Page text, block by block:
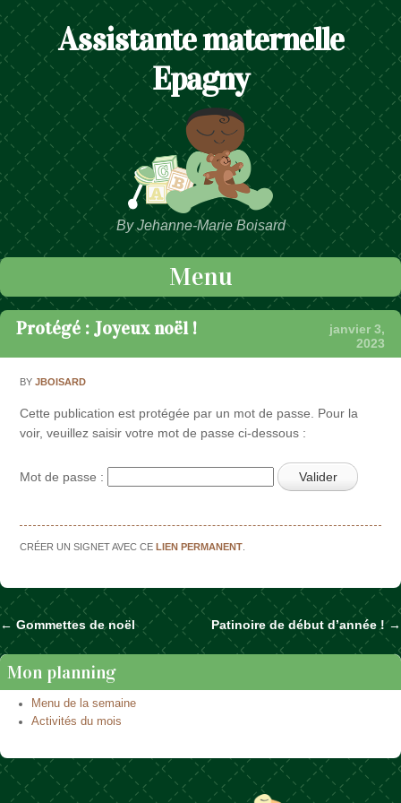
Assistante maternelle
Epagny
By Jehanne-Marie Boisard
Menu
Passer au contenu
Protégé : Joyeux noël !
janvier 3,
2023
BYJBOISARD
Cette publication est protégée par un mot de passe. Pour la
voir, veuillez saisir votre mot de passe ci-dessous :
Mot de passe :
CRÉER UN SIGNET AVEC CELIEN PERMANENT
Naviguer dans les articles
←Gommettes de noël Patinoire de début d’année !→
Mon planning
Menu de la semaine
Activités du mois